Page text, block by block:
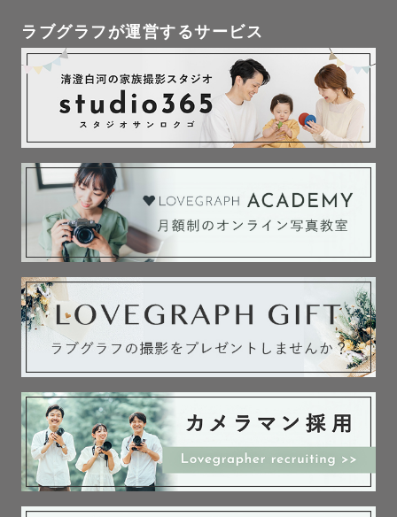
ラブグラフが運営するサービス